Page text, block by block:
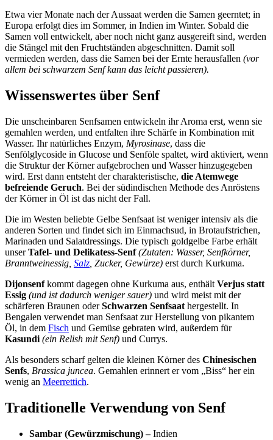
Etwa vier Monate nach der Aussaat werden die Samen geerntet; in
Europa erfolgt dies im Sommer, in Indien im Winter. Sobald die
Samen voll entwickelt, aber noch nicht ganz ausgereift sind, werden
die Stängel mit den Fruchtständen abgeschnitten. Damit soll
vermieden werden, dass die Samen bei der Ernte herausfallen (vor
allem bei schwarzem Senf kann das leicht passieren).
Wissenswertes über Senf
Die unscheinbaren Senfsamen entwickeln ihr Aroma erst, wenn sie
gemahlen werden, und entfalten ihre Schärfe in Kombination mit
Wasser. Ihr natürliches Enzym, Myrosinase, dass die
Senfölglycoside in Glucose und Senföle spaltet, wird aktiviert, wenn
die Struktur der Körner aufgebrochen und Wasser hinzugegeben
wird. Erst dann entsteht der charakteristische, die Atemwege
befreiende Geruch. Bei der südindischen Methode des Anröstens
der Körner in Öl ist das nicht der Fall.
Die im Westen beliebte Gelbe Senfsaat ist weniger intensiv als die
anderen Sorten und findet sich im Einmachsud, in Brotaufstrichen,
Marinaden und Salatdressings. Die typisch goldgelbe Farbe erhält
unserTafel- und Delikatess-Senf (Zutaten: Wasser, Senfkörner,
Branntweinessig, Salz , Zucker, Gewürze) erst durch Kurkuma.
Dijonsenfkommt dagegen ohne Kurkuma aus, enthält Verjus statt
Essig (und ist dadurch weniger sauer) und wird meist mit der
schärferen Braunen oderSchwarzen Senfsaat hergestellt. In
Bengalen verwendet man Senfsaat zur Herstellung von pikantem
Öl, in dem Fisch und Gemüse gebraten wird, außerdem für
Kasundi (ein Relish mit Senf) und Currys.
Als besonders scharf gelten die kleinen Körner des Chinesischen
Senfs, Brassica juncea. Gemahlen erinnert er vom „Biss“ her ein
wenig an Meerrettich.
Traditionelle Verwendung von Senf
Sambar (Gewürzmischung) –Indien